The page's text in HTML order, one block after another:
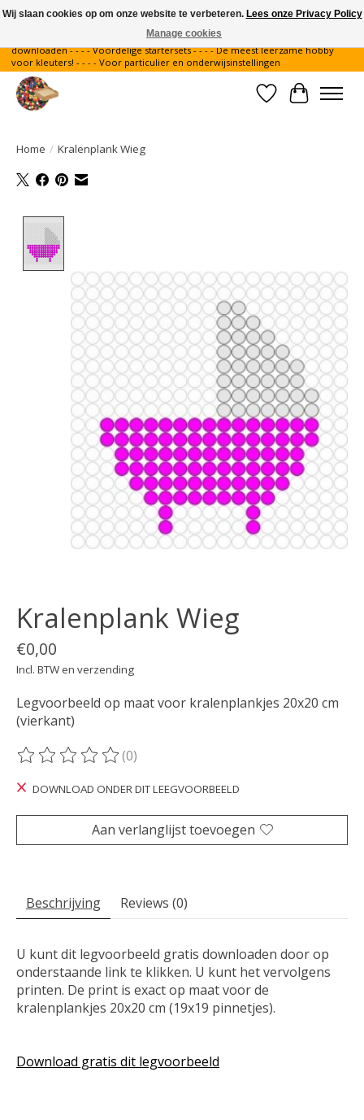
Gratis verzending binnen Nederland - - - - Legvoorbeelden gratis te
downloaden - - - - Voordelige startersets - - - - De meest leerzame hobby
voor kleuters! - - - - Voor particulier en onderwijsinstellingen
Verlanglijst
Home / Kralenplank Wieg
Kralenplank Wieg
€0,00
Incl. BTW en verzending
Legvoorbeeld op maat voor kralenplankjes 20x20 cm
(vierkant)
De beoordeling van dit product is
(0)
DOWNLOAD ONDER DIT LEEGVOORBEELD
Aan verlanglijst toevoegen
Beschrijving Reviews (0)
U kunt dit legvoorbeeld gratis downloaden door op
onderstaande link te klikken. U kunt het vervolgens
printen. De print is exact op maat voor de
kralenplankjes 20x20 cm (19x19 pinnetjes).
Download gratis dit legvoorbeeld
Wij slaan cookies op om onze website te verbeteren. Lees onze Privacy Policy
Manage cookies